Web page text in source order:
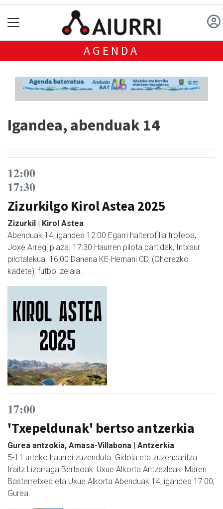
AGENDA
Igandea, abenduak 14
12:00
17:30
Zizurkilgo Kirol Astea 2025
Zizurkil | Kirol Astea
Abenduak 14, igandea 12:00 Egarri halterofilia trofeoa,
Joxe Arregi plaza. 17:30 Haurren pilota partidak, Intxaur
pilotalekua. 16:00 Danena KE-Hernani CD, (Ohorezko
kadete), futbol zelaia.
17:00
'Txepeldunak' bertso antzerkia
Gurea antzokia, Amasa-Villabona | Antzerkia
5-11 urteko haurrei zuzenduta. Gidoia eta zuzendaritza:
Iraitz Lizarraga Bertsoak: Uxue Alkorta Antzezleak: Maren
Basterretxea eta Uxue Alkorta Abenduak 14, igandea 17:00,
Gurea.